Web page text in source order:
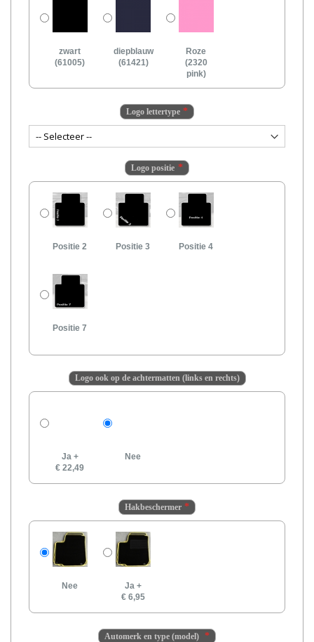
zwart
(61005)
diepblauw
(61421)
Roze
(2320
pink)
Logo lettertype
Logo positie
Positie 2 Positie 3 Positie 4
Positie 7
Logo ook op de achtermatten (links en rechts)
Ja +
€ 22,49
Nee
Hakbeschermer
Nee Ja +
€ 6,95
Automerk en type (model)